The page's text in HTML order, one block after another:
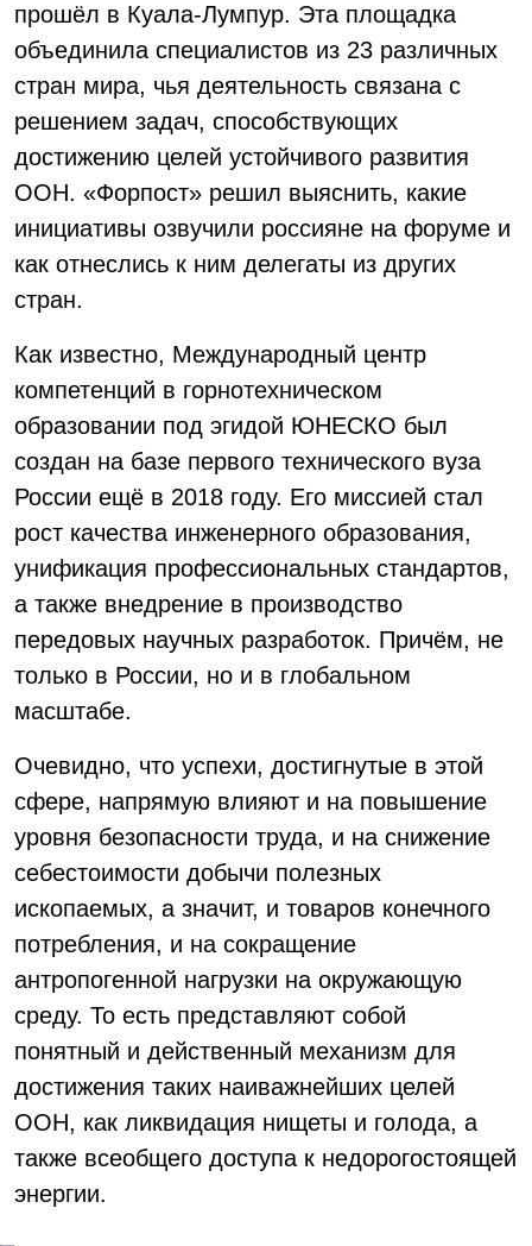
прошёл в Куала-Лумпур. Эта площадка
объединила специалистов из 23 различных
стран мира, чья деятельность связана с
решением задач, способствующих
достижению целей устойчивого развития
ООН. «Форпост» решил выяснить, какие
инициативы озвучили россияне на форуме и
как отнеслись к ним делегаты из других
стран.
Как известно, Международный центр
компетенций в горнотехническом
образовании под эгидой ЮНЕСКО был
создан на базе первого технического вуза
России ещё в 2018 году. Его миссией стал
рост качества инженерного образования,
унификация профессиональных стандартов,
а также внедрение в производство
передовых научных разработок. Причём, не
только в России, но и в глобальном
масштабе.
Очевидно, что успехи, достигнутые в этой
сфере, напрямую влияют и на повышение
уровня безопасности труда, и на снижение
себестоимости добычи полезных
ископаемых, а значит, и товаров конечного
потребления, и на сокращение
антропогенной нагрузки на окружающую
среду. То есть представляют собой
понятный и действенный механизм для
достижения таких наиважнейших целей
ООН, как ликвидация нищеты и голода, а
также всеобщего доступа к недорогостоящей
энергии.